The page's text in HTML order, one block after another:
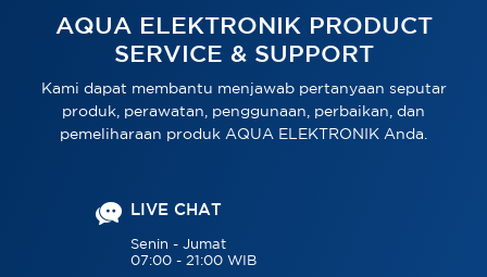
AQUA ELEKTRONIK PRODUCT
SERVICE & SUPPORT
Kami dapat membantu menjawab pertanyaan seputar
produk, perawatan, penggunaan, perbaikan, dan
pemeliharaan produk AQUA ELEKTRONIK Anda.
LIVE CHAT
Senin - Jumat
07:00 - 21:00 WIB